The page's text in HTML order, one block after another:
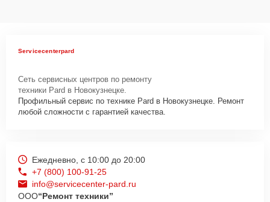
Servicecenterpard
Сеть сервисных центров по ремонту
техники Pard в Новокузнецке.
Профильный сервис по технике Pard в Новокузнецке. Ремонт
любой сложности с гарантией качества.
Ежедневно, с 10:00 до 20:00
+7 (800) 100-91-25
info@servicecenter-pard.ru
ООО“Ремонт техники”